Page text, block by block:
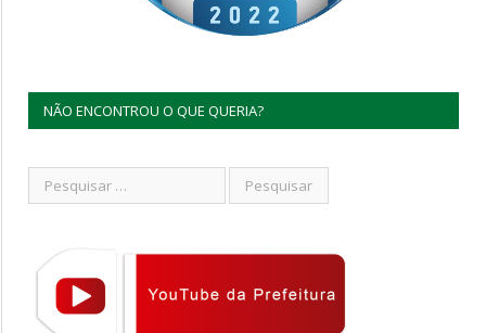
NÃO ENCONTROU O QUE QUERIA?